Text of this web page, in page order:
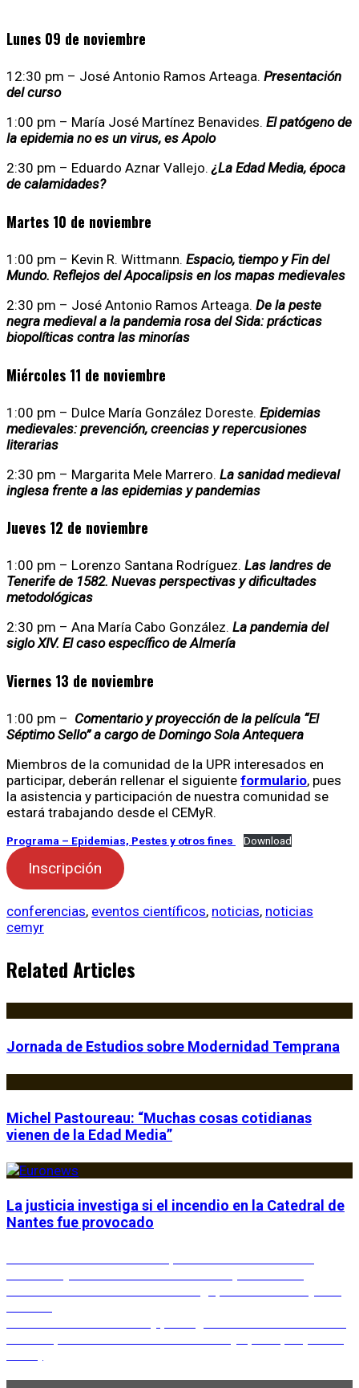
Lunes 09 de noviembre
12:30 pm – José Antonio Ramos Arteaga. Presentación
del curso
1:00 pm – María José Martínez Benavides. El patógeno de
la epidemia no es un virus, es Apolo
2:30 pm – Eduardo Aznar Vallejo. ¿La Edad Media, época
de calamidades?
Martes 10 de noviembre
1:00 pm – Kevin R. Wittmann. Espacio, tiempo y Fin del
Mundo. Reflejos del Apocalipsis en los mapas medievales
2:30 pm – José Antonio Ramos Arteaga. De la peste
negra medieval a la pandemia rosa del Sida: prácticas
biopolíticas contra las minorías
Miércoles 11 de noviembre
1:00 pm – Dulce María González Doreste. Epidemias
medievales: prevención, creencias y repercusiones
literarias
2:30 pm – Margarita Mele Marrero. La sanidad medieval
inglesa frente a las epidemias y pandemias
Jueves 12 de noviembre
1:00 pm – Lorenzo Santana Rodríguez. Las landres de
Tenerife de 1582. Nuevas perspectivas y dificultades
metodológicas
2:30 pm – Ana María Cabo González. La pandemia del
siglo XIV. El caso específico de Almería
Viernes 13 de noviembre
1:00 pm – Comentario y proyección de la película “El
Séptimo Sello” a cargo de Domingo Sola Antequera
Miembros de la comunidad de la UPR interesados en
participar, deberán rellenar el siguiente formulario, pues
la asistencia y participación de nuestra comunidad se
estará trabajando desde el CEMyR.
Programa – Epidemias, Pestes y otros fines Download
Inscripción
conferencias, eventos científicos, noticias, noticias
cemyr
Related Articles
Jornada de Estudios sobre Modernidad Temprana
Michel Pastoureau: “Muchas cosas cotidianas
vienen de la Edad Media”
La justicia investiga si el incendio en la Catedral de
Nantes fue provocado
Post
navigation